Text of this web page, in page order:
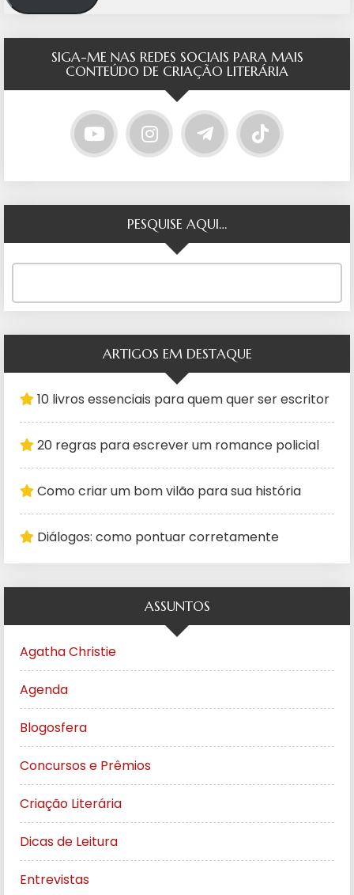
SIGA-ME NAS REDES SOCIAIS PARA MAIS
CONTEÚDO DE CRIAÇÃO LITERÁRIA
PESQUISE AQUI…
ARTIGOS EM DESTAQUE
10 livros essenciais para quem quer ser escritor
20 regras para escrever um romance policial
Como criar um bom vilão para sua história
Diálogos: como pontuar corretamente
ASSUNTOS
Agatha Christie
Agenda
Blogosfera
Concursos e Prêmios
Criação Literária
Dicas de Leitura
Entrevistas